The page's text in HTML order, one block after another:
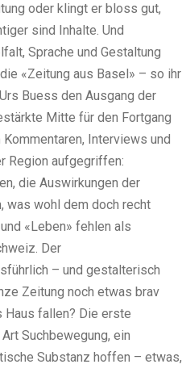
oder klingt er bloss gut,
sind Inhalte. Und
Sprache und Gestaltung
«Zeitung aus Basel» – so ihr
Buess den Ausgang der
Mitte für den Fortgang
Interviews und
Region aufgegriffen:
die Auswirkungen der
was wohl dem doch recht
«Leben» fehlen als
Der
– und gestalterisch
Zeitung noch etwas brav
Haus fallen? Die erste
Suchbewegung, ein
Substanz hoffen – etwas,